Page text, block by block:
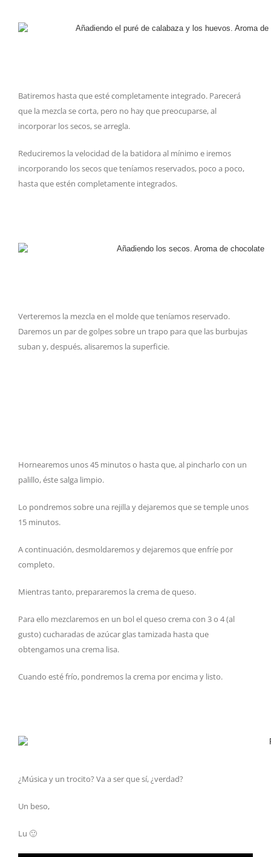
Batiremos hasta que esté completamente integrado. Parecerá
que la mezcla se corta, pero no hay que preocuparse, al
incorporar los secos, se arregla.
Reduciremos la velocidad de la batidora al mínimo e iremos
incorporando los secos que teníamos reservados, poco a poco,
hasta que estén completamente integrados.
Verteremos la mezcla en el molde que teníamos reservado.
Daremos un par de golpes sobre un trapo para que las burbujas
suban y, después, alisaremos la superficie.
Hornearemos unos 45 minutos o hasta que, al pincharlo con un
palillo, éste salga limpio.
Lo pondremos sobre una rejilla y dejaremos que se temple unos
15 minutos.
A continuación, desmoldaremos y dejaremos que enfríe por
completo.
Mientras tanto, prepararemos la crema de queso.
Para ello mezclaremos en un bol el queso crema con 3 o 4 (al
gusto) cucharadas de azúcar glas tamizada hasta que
obtengamos una crema lisa.
Cuando esté frío, pondremos la crema por encima y listo.
¿Música y un trocito? Va a ser que sí, ¿verdad?
Un beso,
Lu 🙂